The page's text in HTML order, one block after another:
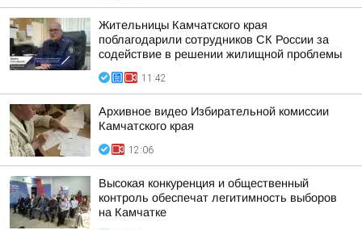
Жительницы Камчатского края
поблагодарили сотрудников СК России за
содействие в решении жилищной проблемы
11:42
Архивное видео Избирательной комиссии
Камчатского края
12:06
Высокая конкуренция и общественный
контроль обеспечат легитимность выборов
на Камчатке